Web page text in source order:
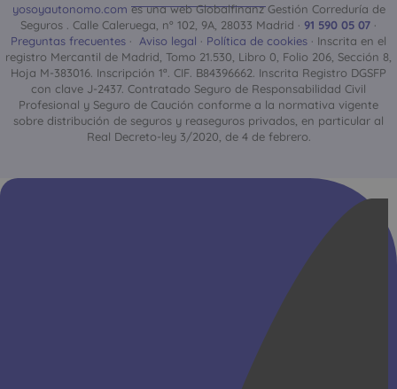
yosoyautonomo.com es una web Globalfinanz Gestión Correduría de
Seguros . Calle Caleruega, nº 102, 9A, 28033 Madrid · 91 590 05 07 ·
Preguntas frecuentes · Aviso legal · Política de cookies · Inscrita en el
registro Mercantil de Madrid, Tomo 21.530, Libro 0, Folio 206, Sección 8,
Hoja M-383016. Inscripción 1ª. CIF. B84396662. Inscrita Registro DGSFP
con clave J-2437. Contratado Seguro de Responsabilidad Civil
Profesional y Seguro de Caución conforme a la normativa vigente
sobre distribución de seguros y reaseguros privados, en particular al
Real Decreto-ley 3/2020, de 4 de febrero.